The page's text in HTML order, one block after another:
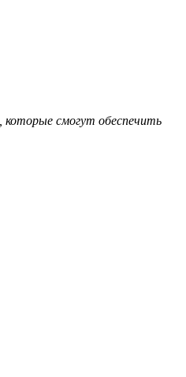
, которые смогут обеспечить